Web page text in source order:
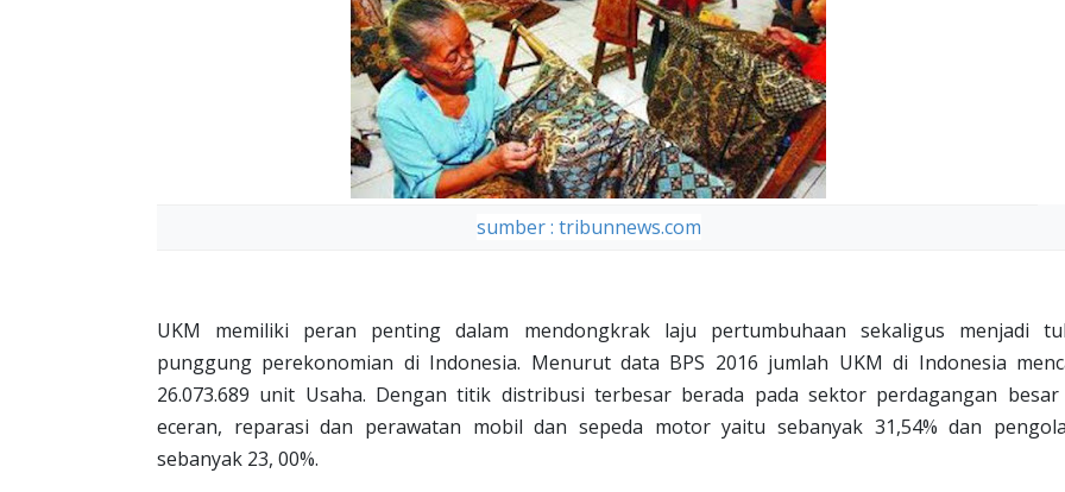
sumber : tribunnews.com
UKM memiliki peran penting dalam mendongkrak laju pertumbuhaan sekaligus menjadi
punggung perekonomian di Indonesia. Menurut data BPS 2016 jumlah UKM di Indonesia
26.073.689 unit Usaha. Dengan titik distribusi terbesar berada pada sektor perdagangan besar
eceran, reparasi dan perawatan mobil dan sepeda motor yaitu sebanyak 31,54% dan
sebanyak 23, 00%.